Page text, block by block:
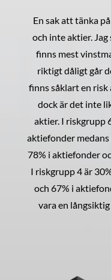
En sak att tänka
och inte aktier.
finns mest
riktigt dåligt går
finns såklart en risk
dock är det inte
aktier. I riskgrupp
aktiefonder
78% i aktiefonder
I riskgrupp 4 är
och 67% i
vara en